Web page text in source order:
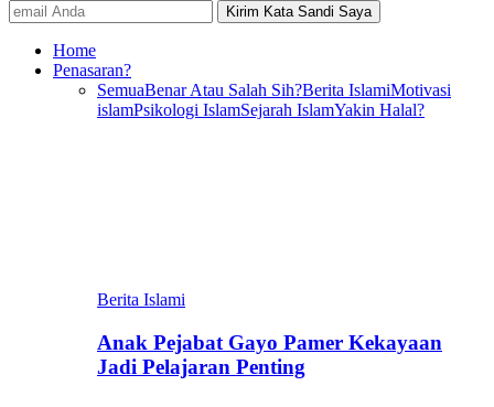
Home
Penasaran?
SemuaBenar Atau Salah Sih?Berita IslamiMotivasi
islamPsikologi IslamSejarah IslamYakin Halal?
Berita Islami
Anak Pejabat Gayo Pamer Kekayaan
Jadi Pelajaran Penting